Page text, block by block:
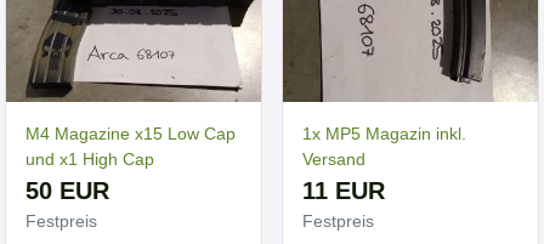
M4 Magazine x15 Low Cap
und x1 High Cap
50 EUR
Festpreis
1x MP5 Magazin inkl.
Versand
11 EUR
Festpreis